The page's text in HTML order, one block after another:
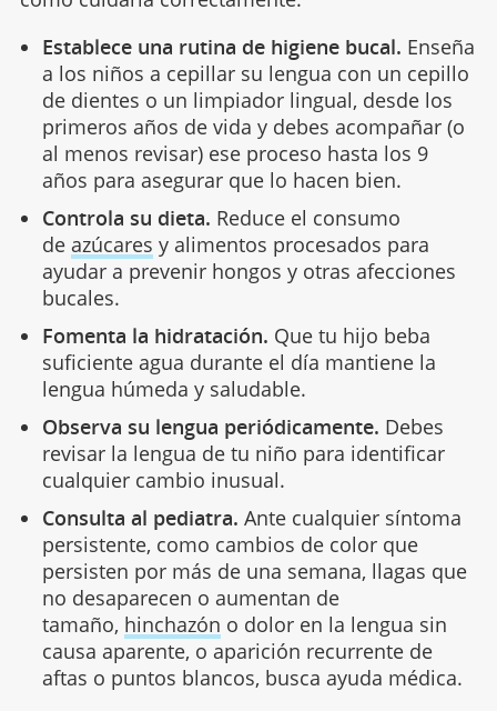
Establece una rutina de higiene bucal. Enseña
a los niños a cepillar su lengua con un cepillo
de dientes o un limpiador lingual, desde los
primeros años de vida y debes acompañar (o
al menos revisar) ese proceso hasta los 9
años para asegurar que lo hacen bien.
Controla su dieta. Reduce el consumo
de azúcares y alimentos procesados para
ayudar a prevenir hongos y otras afecciones
bucales.
Fomenta la hidratación. Que tu hijo beba
suficiente agua durante el día mantiene la
lengua húmeda y saludable.
Observa su lengua periódicamente. Debes
revisar la lengua de tu niño para identificar
cualquier cambio inusual.
Consulta al pediatra. Ante cualquier síntoma
persistente, como cambios de color que
persisten por más de una semana, llagas que
no desaparecen o aumentan de
tamaño, hinchazón o dolor en la lengua sin
causa aparente, o aparición recurrente de
aftas o puntos blancos, busca ayuda médica.